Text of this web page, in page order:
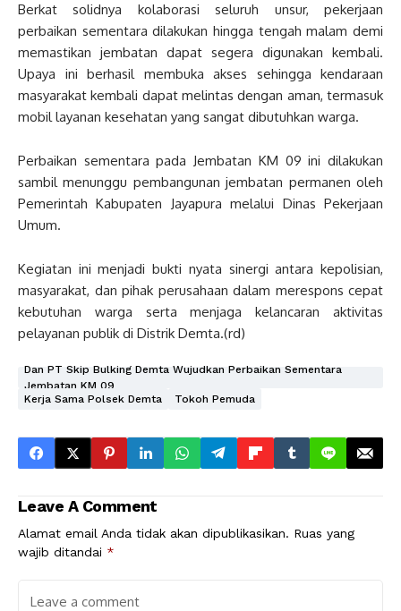
Berkat solidnya kolaborasi seluruh unsur, pekerjaan
perbaikan sementara dilakukan hingga tengah malam demi
memastikan jembatan dapat segera digunakan kembali.
Upaya ini berhasil membuka akses sehingga kendaraan
masyarakat kembali dapat melintas dengan aman, termasuk
mobil layanan kesehatan yang sangat dibutuhkan warga.
Perbaikan sementara pada Jembatan KM 09 ini dilakukan
sambil menunggu pembangunan jembatan permanen oleh
Pemerintah Kabupaten Jayapura melalui Dinas Pekerjaan
Umum.
Kegiatan ini menjadi bukti nyata sinergi antara kepolisian,
masyarakat, dan pihak perusahaan dalam merespons cepat
kebutuhan warga serta menjaga kelancaran aktivitas
pelayanan publik di Distrik Demta.(rd)
Dan PT Skip Bulking Demta Wujudkan Perbaikan Sementara
Jembatan KM 09
Kerja Sama Polsek Demta
Tokoh Pemuda
Leave A Comment
Alamat email Anda tidak akan dipublikasikan. Ruas yang
wajib ditandai *